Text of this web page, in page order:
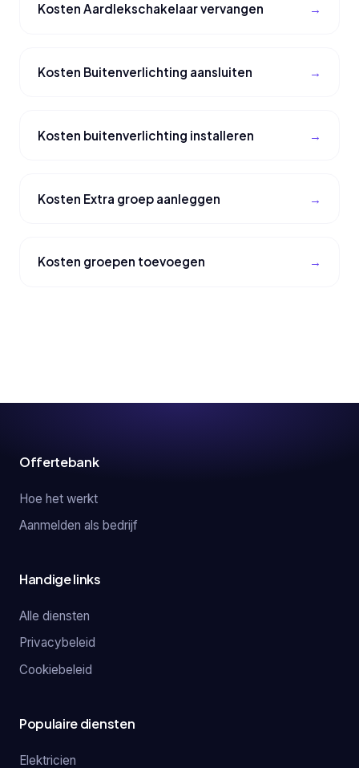
Kosten Aardlekschakelaar vervangen
Kosten Buitenverlichting aansluiten
Kosten buitenverlichting installeren
Kosten Extra groep aanleggen
Kosten groepen toevoegen
Offertebank
Hoe het werkt
Aanmelden als bedrijf
Handige links
Alle diensten
Privacybeleid
Cookiebeleid
Populaire diensten
Elektricien